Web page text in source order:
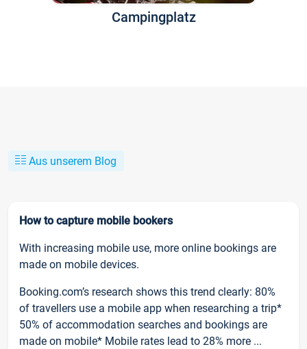
Campingplatz
Aus unserem Blog
How to capture mobile bookers
With increasing mobile use, more online bookings are
made on mobile devices.
Booking.com’s research shows this trend clearly: 80%
of travellers use a mobile app when researching a trip*
50% of accommodation searches and bookings are
made on mobile* Mobile rates lead to 28% more ...